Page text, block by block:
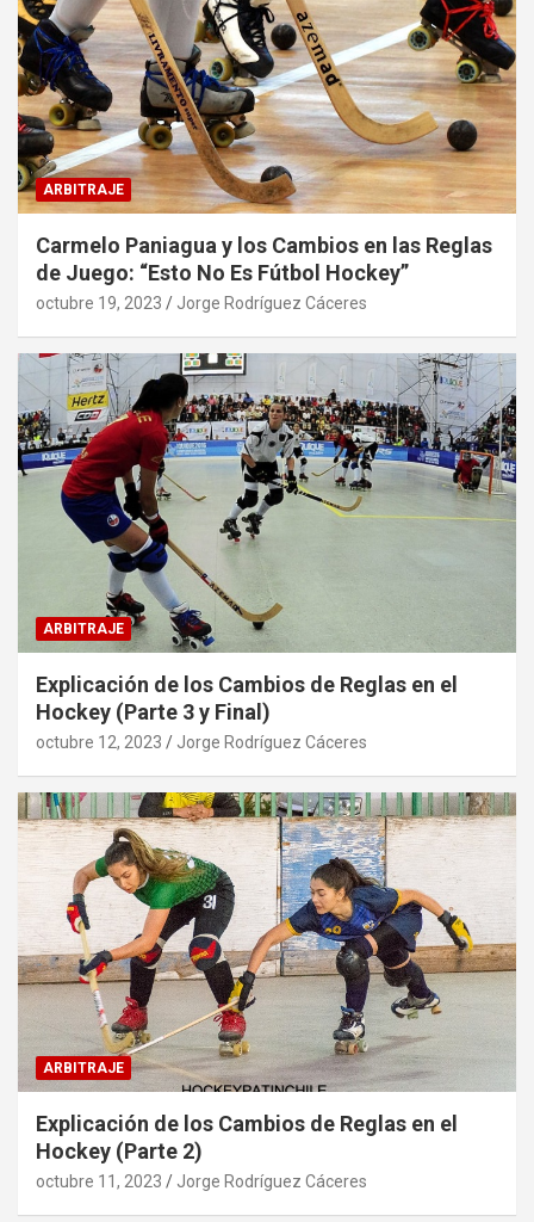
ARBITRAJE
Carmelo Paniagua y los Cambios en las Reglas
de Juego: “Esto No Es Fútbol Hockey”
octubre 19, 2023 Jorge Rodríguez Cáceres
ARBITRAJE
Explicación de los Cambios de Reglas en el
Hockey (Parte 3 y Final)
octubre 12, 2023 Jorge Rodríguez Cáceres
ARBITRAJE
Explicación de los Cambios de Reglas en el
Hockey (Parte 2)
octubre 11, 2023 Jorge Rodríguez Cáceres